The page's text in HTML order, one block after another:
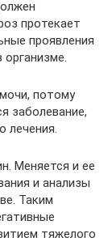
протекает
проявления
потому
заболевание,
лечения.
Меняется и ее
и анализы
Таким
тяжелого